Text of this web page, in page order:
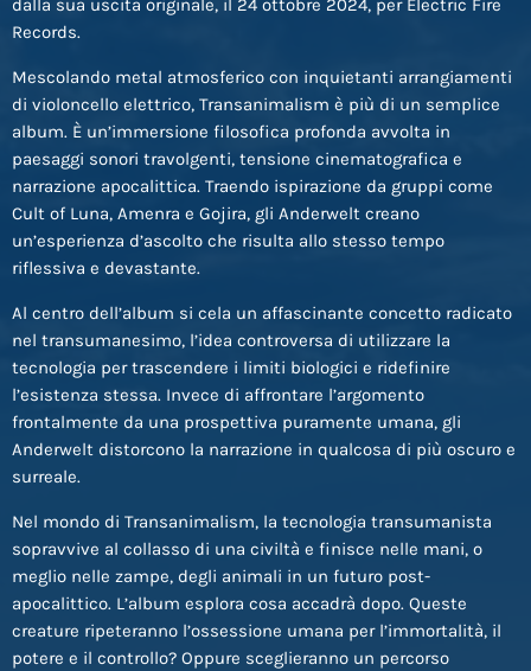
dalla sua uscita originale, il 24 ottobre 2024, per Electric Fire
Records.
Mescolando metal atmosferico con inquietanti arrangiamenti
di violoncello elettrico, Transanimalism è più di un semplice
album. È un’immersione filosofica profonda avvolta in
paesaggi sonori travolgenti, tensione cinematografica e
narrazione apocalittica. Traendo ispirazione da gruppi come
Cult of Luna, Amenra e Gojira, gli Anderwelt creano
un’esperienza d’ascolto che risulta allo stesso tempo
riflessiva e devastante.
Al centro dell’album si cela un affascinante concetto radicato
nel transumanesimo, l’idea controversa di utilizzare la
tecnologia per trascendere i limiti biologici e ridefinire
l’esistenza stessa. Invece di affrontare l’argomento
frontalmente da una prospettiva puramente umana, gli
Anderwelt distorcono la narrazione in qualcosa di più oscuro e
surreale.
Nel mondo di Transanimalism, la tecnologia transumanista
sopravvive al collasso di una civiltà e finisce nelle mani, o
meglio nelle zampe, degli animali in un futuro post-
apocalittico. L’album esplora cosa accadrà dopo. Queste
creature ripeteranno l’ossessione umana per l’immortalità, il
potere e il controllo? Oppure sceglieranno un percorso